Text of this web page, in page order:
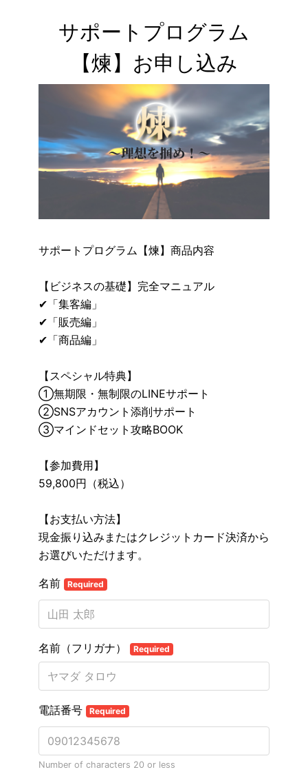
サポートプログラム
【煉】お申し込み
サポートプログラム【煉】商品内容
【ビジネスの基礎】完全マニュアル
✔︎「集客編」
✔︎「販売編」
✔︎「商品編」
【スペシャル特典】
①無期限・無制限のLINEサポート
②SNSアカウント添削サポート
③マインドセット攻略BOOK
【参加費用】
59,800円（税込）
【お支払い方法】
現金振り込みまたはクレジットカード決済から
お選びいただけます。
名前 Required
名前（フリガナ） Required
電話番号 Required
Number of characters 20 or less